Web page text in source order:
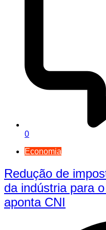
0
Economia
Redução de
da indústria para
aponta CNI